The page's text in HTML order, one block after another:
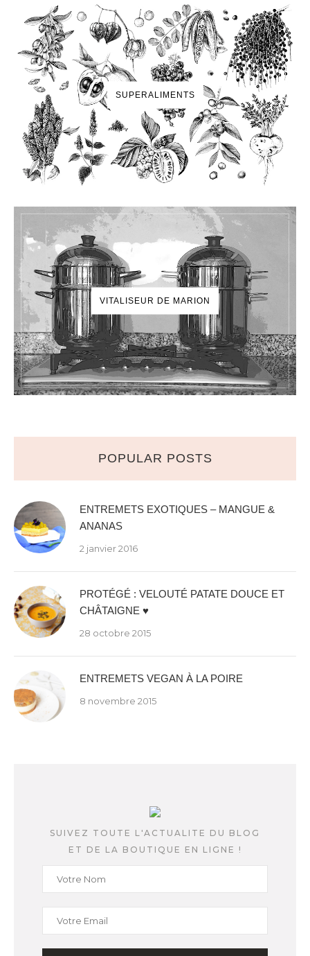
SUPERALIMENTS
VITALISEUR DE MARION
POPULAR POSTS
ENTREMETS EXOTIQUES – MANGUE &
ANANAS
2 janvier 2016
PROTÉGÉ : VELOUTÉ PATATE DOUCE ET
CHÂTAIGNE ♥
28 octobre 2015
ENTREMETS VEGAN À LA POIRE
8 novembre 2015
SUIVEZ TOUTE L'ACTUALITE DU BLOG
ET DE LA BOUTIQUE EN LIGNE !